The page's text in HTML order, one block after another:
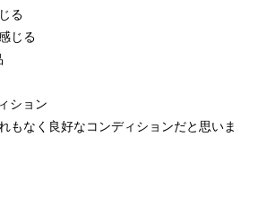
る
じる
ション
もなく良好なコンディションだと思いま